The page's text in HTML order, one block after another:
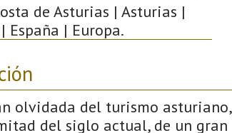
de Asturias | Asturias |
España | Europa.
olvidada del turismo asturiano,
del siglo actual, de un gran